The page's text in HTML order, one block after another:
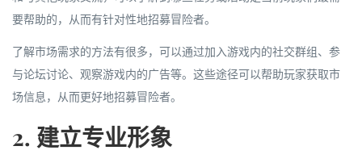
要帮助的，从而有针对性地招募冒险者。
了解市场需求的方法有很多，可以通过加入游戏内的社交群组、参
与论坛讨论、观察游戏内的广告等。这些途径可以帮助玩家获取市
场信息，从而更好地招募冒险者。
2. 建立专业形象